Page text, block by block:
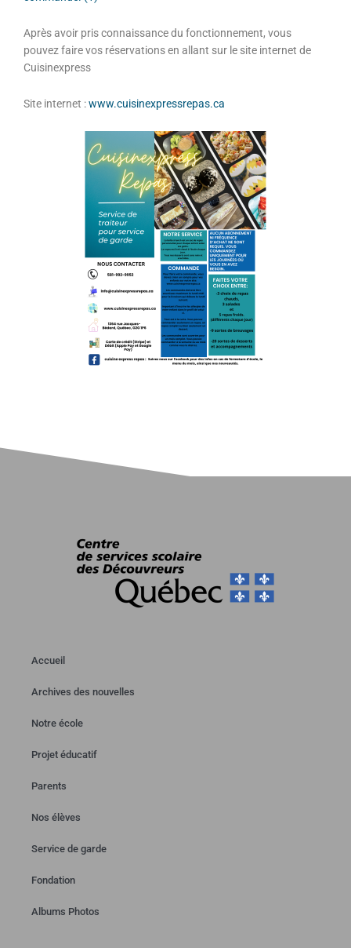
Après avoir pris connaissance du fonctionnement, vous
pouvez faire vos réservations en allant sur le site internet de
Cuisinexpress
Site internet :www.cuisinexpressrepas.ca
Accueil
Archives des nouvelles
Notre école
Projet éducatif
Parents
Nos élèves
Service de garde
Fondation
Albums Photos